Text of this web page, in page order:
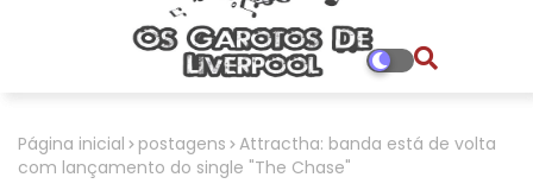
Página inicial postagens Attractha: banda está de volta
com lançamento do single "The Chase"